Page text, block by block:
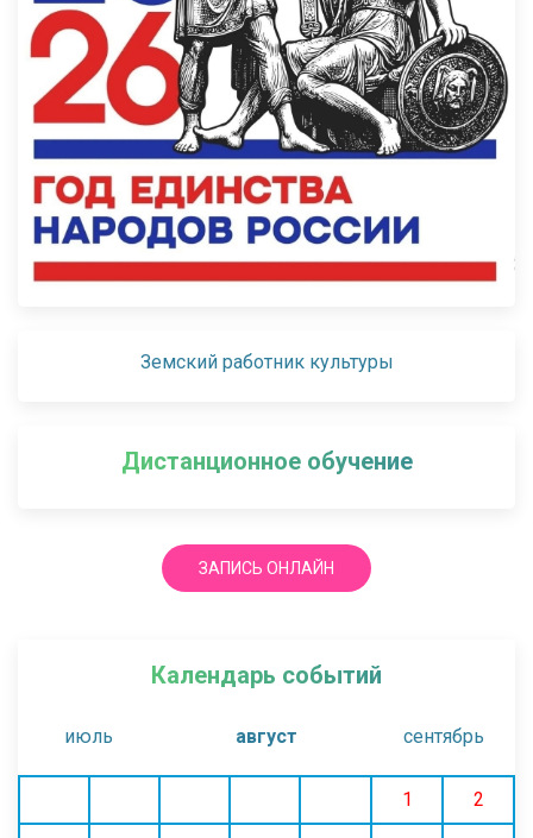
Земский работник культуры
Дистанционное обучение
ЗАПИСЬ ОНЛАЙН
Календарь событий
июль август сентябрь
1 2